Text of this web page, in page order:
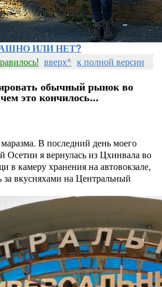
ИЛИ НЕТ?
вверх^ к полной версии
обычный рынок во
это кончилось...
В последний день моего
я вернулась из Цхинвала во
в камеру хранения на автовокзале,
за вкусняхами на Центральный